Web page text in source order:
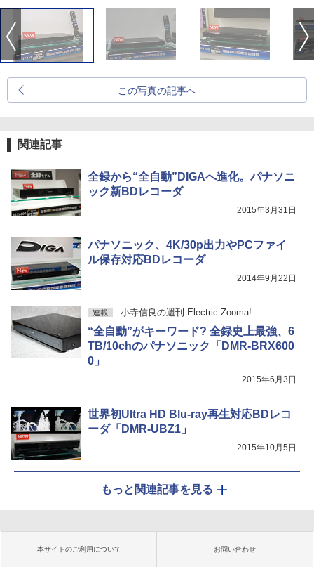
この写真の記事へ
関連記事
全録から“全自動”DIGAへ進化。パナソニ
ック新BDレコーダ
2015年3月31日
パナソニック、4K/30p出力やPCファイ
ル保存対応BDレコーダ
2014年9月22日
連載 小寺信良の週刊 Electric Zooma!
“全自動”がキーワード? 全録史上最強、6
TB/10chのパナソニック「DMR-BRX600
0」
2015年6月3日
世界初Ultra HD Blu-ray再生対応BDレコ
ーダ「DMR-UBZ1」
2015年10月5日
もっと関連記事を見る
本サイトのご利用について お問い合わせ